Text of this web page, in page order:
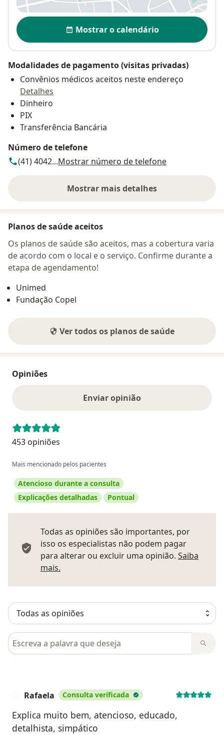
Disponibilidade
Mostrar o calendário
Modalidades de pagamento (visitas privadas)
Convênios médicos aceitos neste endereço
Detalhes
Dinheiro
PIX
Transferência Bancária
Número de telefone
(41) 4042...Mostrar número de telefone
Mostrar mais detalhes
sobre o endereço
Planos de saúde aceitos
Os planos de saúde são aceitos, mas a cobertura varia
de acordo com o local e o serviço. Confirme durante a
etapa de agendamento!
Unimed
Fundação Copel
Ver todos os planos de saúde
Opiniões
Enviar opinião
453 opiniões
Mais mencionado pelos pacientes
Atencioso durante a consulta
Explicações detalhadas
Pontual
Todas as opiniões são importantes, por
isso os especialistas não podem pagar
para alterar ou excluir uma opinião. Saiba
mais.
Pesquisar em opiniões
Rafaela Consulta verificada
Explica muito bem, atencioso, educado,
detalhista, simpático